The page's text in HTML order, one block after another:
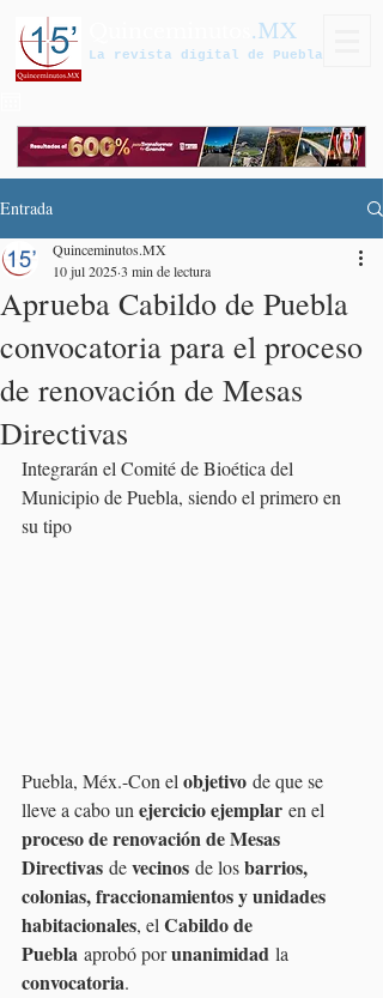
.MX
La revista digital de Puebla
Entrada
Aprueba Cabildo de Puebla
convocatoria para el proceso
de renovación de Mesas
Directivas
Quinceminutos.MX
10 jul 20253 min de lectura
Integrarán el Comité de Bioética del
Municipio de Puebla, siendo el primero en
su tipo
Puebla, Méx.-Con el objetivo de que se
lleve a cabo un ejercicio ejemplar en el
proceso de renovación de Mesas
Directivas de vecinos de los barrios,
colonias, fraccionamientos y unidades
habitacionales, el Cabildo de
Puebla aprobó por unanimidad la
convocatoria.